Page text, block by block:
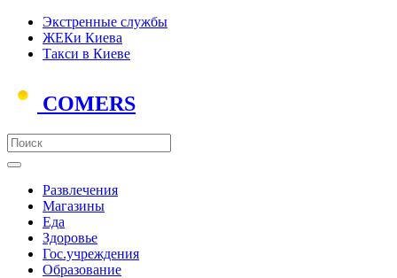
Экстренные службы
ЖЕКи Киева
Такси в Киеве
COMERS
Развлечения
Магазины
Еда
Здоровье
Гос.учреждения
Образование